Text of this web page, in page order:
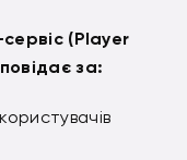
(Player
за: